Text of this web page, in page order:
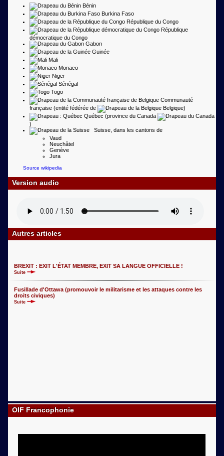
Bénin
Burkina Faso
République du Congo
République
démocratique du Congo
Gabon
Guinée
Mali
Monaco
Niger
Sénégal
Togo
Communauté
française (entité fédérée de
Belgique)
Québec (province du Canada
)
Suisse, dans les cantons de
Vaud
Neuchâtel
Genève
Jura
Source wikipedia
Version audio
Autres articles
BREXIT : EXIT L'ÉTAT MEMBRE, EXIT SA LANGUE OFFICIELLE !
Suite
Fusillade d'Ottawa (promouvoir le militarisme et les attaques contre les
droits civiques)
Suite
OIF Francophonie